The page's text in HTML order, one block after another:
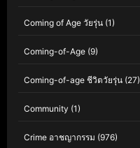
Coming of Age วัยรุ่น (1)
Coming-of-Age (9)
Coming-of-age ชีวิตวัยรุ่น (27)
Community (1)
Crime อาชญากรรม (976)